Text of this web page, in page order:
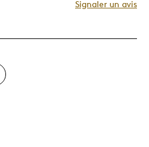
Signaler un avis